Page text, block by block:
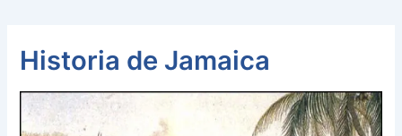
Historia de Jamaica